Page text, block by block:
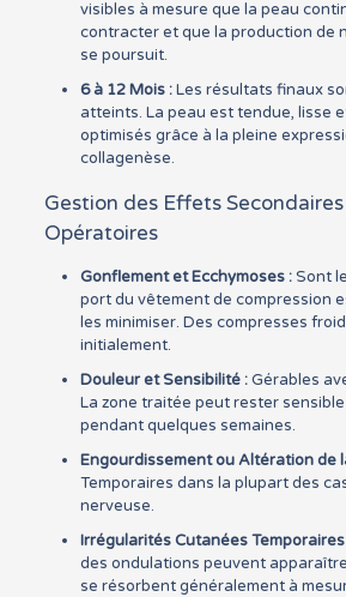
visibles à mesure que la peau
contracter et que la production de
se poursuit.
6 à 12 Mois :Les résultats finaux
atteints. La peau est tendue, lisse
optimisés grâce à la pleine
collagenèse.
Gestion des Effets
Opératoires
Gonflement et Ecchymoses :Sont
port du vêtement de compression
les minimiser. Des compresses
initialement.
Douleur et Sensibilité :Gérables
La zone traitée peut rester
pendant quelques semaines.
Engourdissement ou Altération de
Temporaires dans la plupart des
nerveuse.
Irrégularités Cutanées Temporaires
des ondulations peuvent
se résorbent généralement à